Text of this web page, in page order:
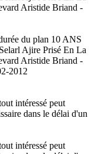
Aristide Briand -
du plan 10 ANS
Ajire Prisé En La
Aristide Briand -
2012
intéressé peut
dans le délai d'un
intéressé peut